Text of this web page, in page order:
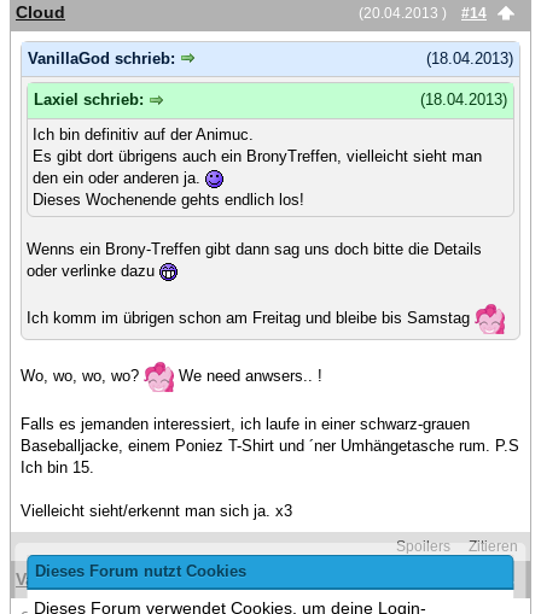
Dieses Forum nutzt Cookies
Dieses Forum verwendet Cookies, um deine Login-
(20.04.2013 )
#14
Cloud
(18.04.2013)
VanillaGod schrieb:
(18.04.2013)
Laxiel schrieb:
Ich bin definitiv auf der Animuc.
Es gibt dort übrigens auch ein BronyTreffen, vielleicht sieht man
den ein oder anderen ja.
Dieses Wochenende gehts endlich los!
Wenns ein Brony-Treffen gibt dann sag uns doch bitte die Details
oder verlinke dazu
Ich komm im übrigen schon am Freitag und bleibe bis Samstag
Wo, wo, wo, wo? We need anwsers.. !
Falls es jemanden interessiert, ich laufe in einer schwarz-grauen
Baseballjacke, einem Poniez T-Shirt und ´ner Umhängetasche rum. P.S
Ich bin 15.
Vielleicht sieht/erkennt man sich ja. x3
Spoilers
Zitieren
VanillaGod